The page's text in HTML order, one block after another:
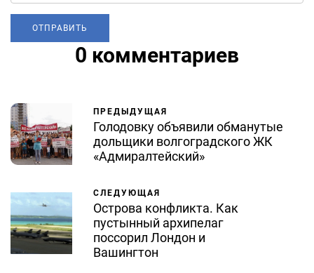
0 комментариев
ПРЕДЫДУЩАЯ
Голодовку объявили обманутые
дольщики волгоградского ЖК
«Адмиралтейский»
СЛЕДУЮЩАЯ
Острова конфликта. Как
пустынный архипелаг
поссорил Лондон и
Вашингтон